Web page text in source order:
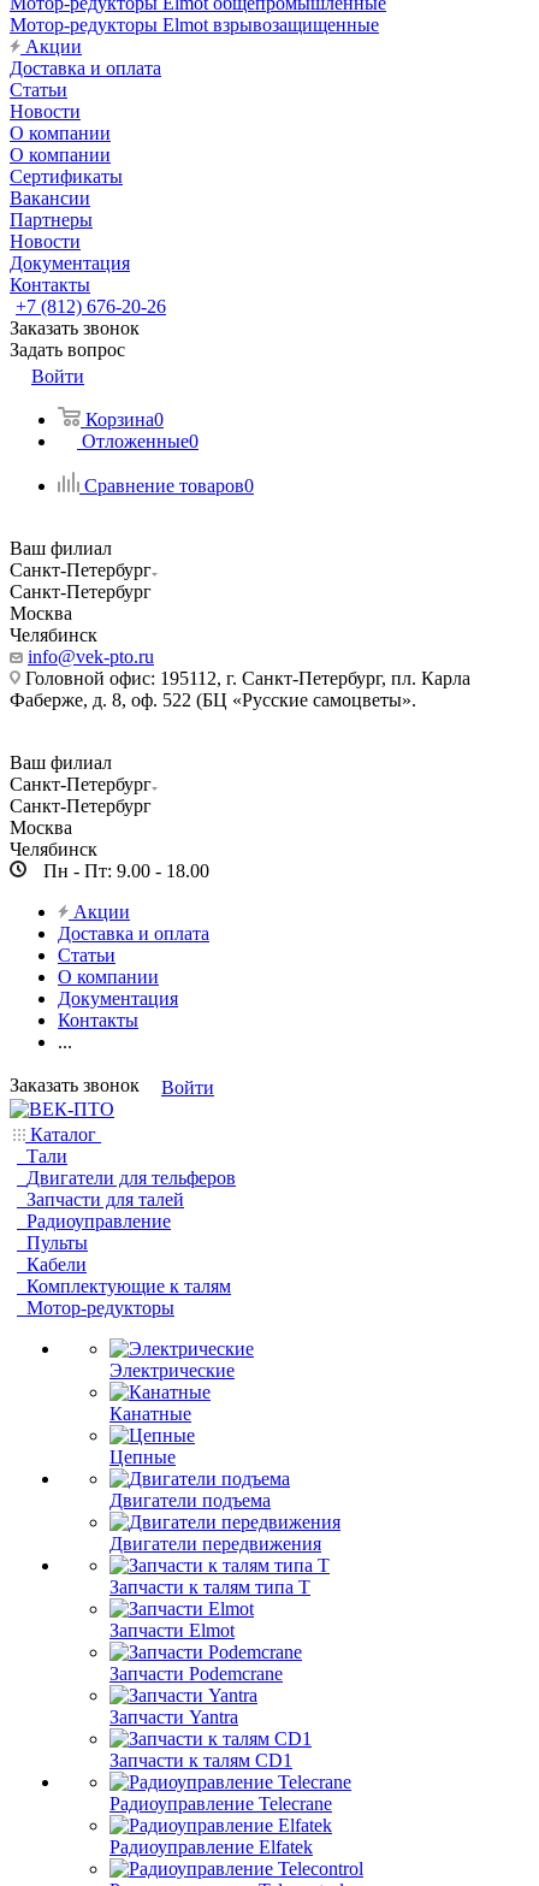
Мотор-редукторы Elmot взрывозащищенные
Акции
Доставка и оплата
Статьи
Новости
О компании
О компании
Сертификаты
Вакансии
Партнеры
Новости
Документация
Контакты
+7 (812) 676-20-26
Заказать звонок
Задать вопрос
Войти
Корзина0
Отложенные0
Сравнение товаров0
Ваш филиал
Санкт-Петербург
Санкт-Петербург
Москва
Челябинск
info@vek-pto.ru
Головной офис: 195112, г. Санкт-Петербург, пл. Карла
Фаберже, д. 8, оф. 522 (БЦ «Русские самоцветы».
Ваш филиал
Санкт-Петербург
Санкт-Петербург
Москва
Челябинск
Пн - Пт: 9.00 - 18.00
Акции
Доставка и оплата
Статьи
О компании
Документация
Контакты
...
Заказать звонок Войти
Каталог
Тали
Двигатели для тельферов
Запчасти для талей
Радиоуправление
Пульты
Кабели
Комплектующие к талям
Мотор-редукторы
Электрические
Канатные
Цепные
Двигатели подъема
Двигатели передвижения
Запчасти к талям типа Т
Запчасти Elmot
Запчасти Podemcrane
Запчасти Yantra
Запчасти к талям CD1
Радиоуправление Telecrane
Радиоуправление Elfatek